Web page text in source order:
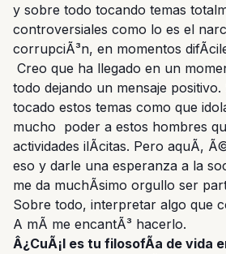
y sobre todo tocando temas
controversiales como lo es el
corrupciÃ³n, en momentos
Creo que ha llegado en un
todo dejando un mensaje
tocado estos temas como que
mucho poder a estos hombres
actividades ilÃ­citas. Pero aquÃ­,
eso y darle una esperanza a la
me da muchÃ­simo orgullo ser
Sobre todo, interpretar algo que
A mÃ­ me encantÃ³ hacerlo.
Â¿CuÃ¡l es tu filosofÃ­a de vida